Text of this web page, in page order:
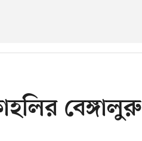
বেঙ্গালুরু